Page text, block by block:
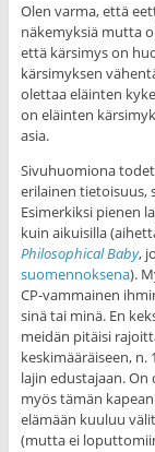
Olen varma, että
näkemyksiä mutta
että kärsimys on
kärsimyksen
olettaa eläinten
on eläinten
asia.
Sivuhuomiona
erilainen tietoisuus,
Esimerkiksi pienen
kuin aikuisilla
Philosophical Baby,
suomennoksena).
CP-vammainen
sinä tai minä. En
meidän pitäisi
keskimääräiseen, n.
lajin edustajaan.
myös tämän
elämään kuuluu
(mutta ei